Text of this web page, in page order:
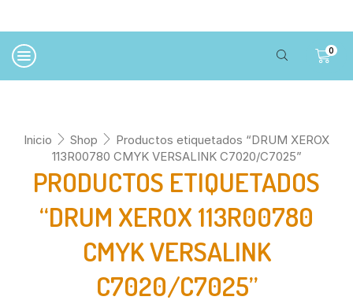
0
Inicio Shop
Productos etiquetados “DRUM XEROX
113R00780 CMYK VERSALINK C7020/C7025”
PRODUCTOS ETIQUETADOS
“DRUM XEROX 113R00780
CMYK VERSALINK
C7020/C7025”